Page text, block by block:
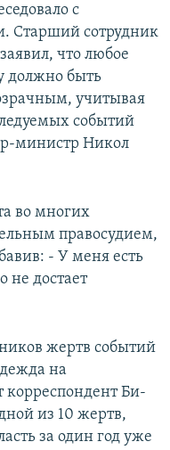
с
Старший сотрудник
что любое
должно быть
учитывая
событий
министр Никол
во многих
правосудием,
- У меня есть
не достает
жертв событий
на
корреспондент Би-
из 10 жертв,
за один год уже